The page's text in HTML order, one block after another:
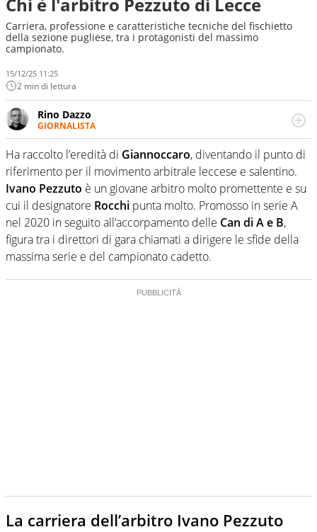
Carriera, professione e caratteristiche tecniche del fischietto
della sezione pugliese, tra i protagonisti del massimo
campionato.
15/12/25 11:25
2 min di lettura
Rino Dazzo
GIORNALISTA
Se mai ci fosse modo di traslare il glossario del calcio in
una nicchia di esperti, lui ne farebbe parte. Non si perde
una svista arbitrale né gli umori social del mondo delle
curve
Ha raccolto l’eredità di Giannoccaro, diventando il punto di
riferimento per il movimento arbitrale leccese e salentino.
Ivano Pezzuto è un giovane arbitro molto promettente e su
cui il designatore Rocchi punta molto. Promosso in serie A
nel 2020 in seguito all’accorpamento delle Can di A e B,
figura tra i direttori di gara chiamati a dirigere le sfide della
massima serie e del campionato cadetto.
La carriera dell’arbitro Ivano Pezzuto